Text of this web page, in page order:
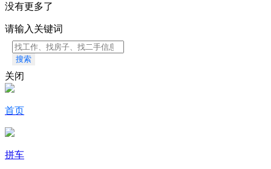
没有更多了
请输入关键词
搜索
关闭
首页
拼车